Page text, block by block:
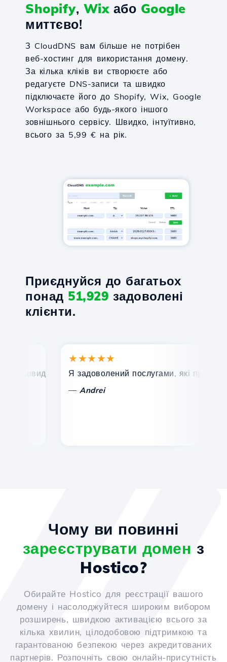
Shopify, Wixабо Google
миттєво!
З CloudDNS вам більше не потрібен
веб-хостинг для використання домену.
За кілька кліків ви створюєте або
редагуєте DNS-записи та швидко
підключаєте його до Shopify, Wix, Google
Workspace або будь-якого іншого
зовнішнього сервісу. Швидко, інтуїтивно,
всього за 5,99 € на рік.
Приєднуйся до багатьох
понад 51,929 задоволені
клієнти.
та ефективна технічна підтримка.
★★★★★
Я задоволений послугами, які пропонує
Andrei
Чому ви повинні
зареєструвати домен з
Hostico?
Обирайте Hostico для реєстрації вашого
домену і насолоджуйтеся широким вибором
розширень, швидкою активацією всього за
кілька хвилин, цілодобовою підтримкою та
гарантованою безпекою через акредитованих
партнерів. Розпочніть свою онлайн-присутність